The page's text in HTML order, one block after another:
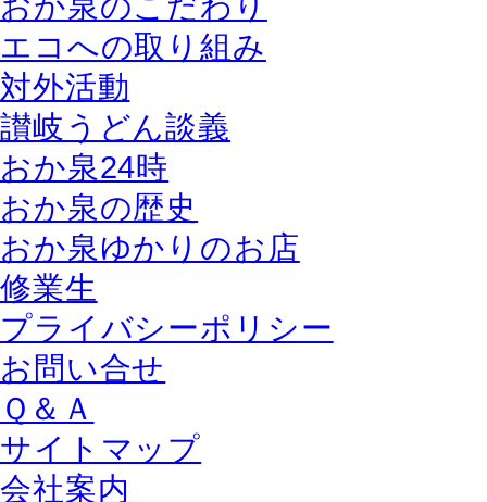
エコへの取り組み
対外活動
讃岐うどん談義
おか泉24時
おか泉の歴史
おか泉ゆかりのお店
修業生
プライバシーポリシー
お問い合せ
Ｑ＆Ａ
サイトマップ
会社案内